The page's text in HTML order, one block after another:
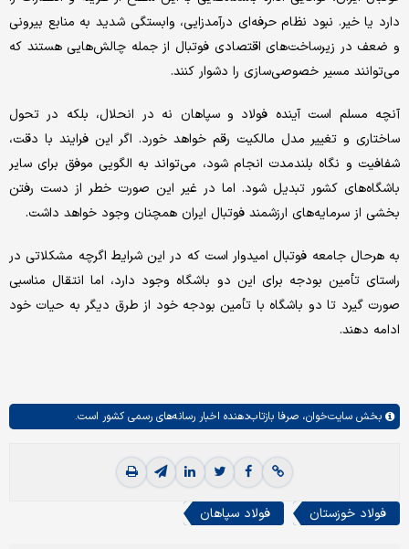
دارد یا خیر. نبود نظام حرفه‌ای درآمدزایی، وابستگی شدید به منابع بیرونی
و ضعف در زیرساخت‌های اقتصادی فوتبال از جمله چالش‌هایی هستند که
می‌توانند مسیر خصوصی‌سازی را دشوار کنند.
آنچه مسلم است آینده فولاد و سپاهان نه در انحلال، بلکه در تحول
ساختاری و تغییر مدل مالکیت رقم خواهد خورد. اگر این فرایند با دقت،
شفافیت و نگاه بلندمدت انجام شود، می‌تواند به الگویی موفق برای سایر
باشگاه‌های کشور تبدیل شود. اما در غیر این صورت خطر از دست رفتن
بخشی از سرمایه‌های ارزشمند فوتبال ایران همچنان وجود خواهد داشت.
به هرحال جامعه فوتبال امیدوار است که در این شرایط اگرچه مشکلاتی در
راستای تأمین بودجه برای این دو باشگاه وجود دارد، اما انتقال مناسبی
صورت گیرد تا دو باشگاه با تأمین بودجه خود از طرق دیگر به حیات خود
ادامه دهند.
بخش سایت‌خوان، صرفا بازتاب‌دهنده اخبار رسانه‌های رسمی کشور است.
فولاد خوزستان فولاد سپاهان